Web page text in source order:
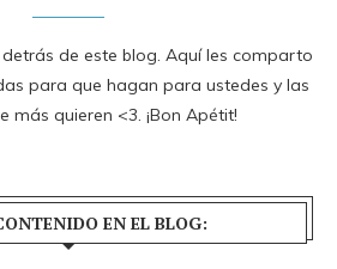
de este blog. Aquí les comparto
para que hagan para ustedes y las
más quieren <3. ¡Bon Apétit!
EN EL BLOG: